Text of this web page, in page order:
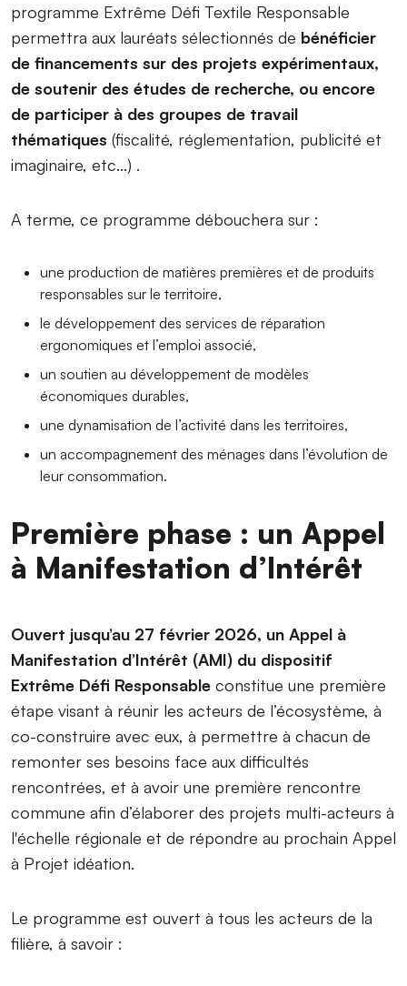
programme Extrême Défi Textile Responsable
permettra aux lauréats sélectionnés de bénéficier
de financements sur des projets expérimentaux,
de soutenir des études de recherche, ou encore
de participer à des groupes de travail
thématiques (fiscalité, réglementation, publicité et
imaginaire, etc...) .
A terme, ce programme débouchera sur :
une production de matières premières et de produits
responsables sur le territoire,
le développement des services de réparation
ergonomiques et l’emploi associé,
un soutien au développement de modèles
économiques durables,
une dynamisation de l’activité dans les territoires,
un accompagnement des ménages dans l’évolution de
leur consommation.
Première phase : un Appel
à Manifestation d’Intérêt
Ouvert jusqu’au 27 février 2026, un Appel à
Manifestation d’Intérêt (AMI) du dispositif
Extrême Défi Responsable constitue une première
étape visant à réunir les acteurs de l’écosystème, à
co-construire avec eux, à permettre à chacun de
remonter ses besoins face aux difficultés
rencontrées, et à avoir une première rencontre
commune afin d’élaborer des projets multi-acteurs à
l'échelle régionale et de répondre au prochain Appel
à Projet idéation.
Le programme est ouvert à tous les acteurs de la
filière, à savoir :